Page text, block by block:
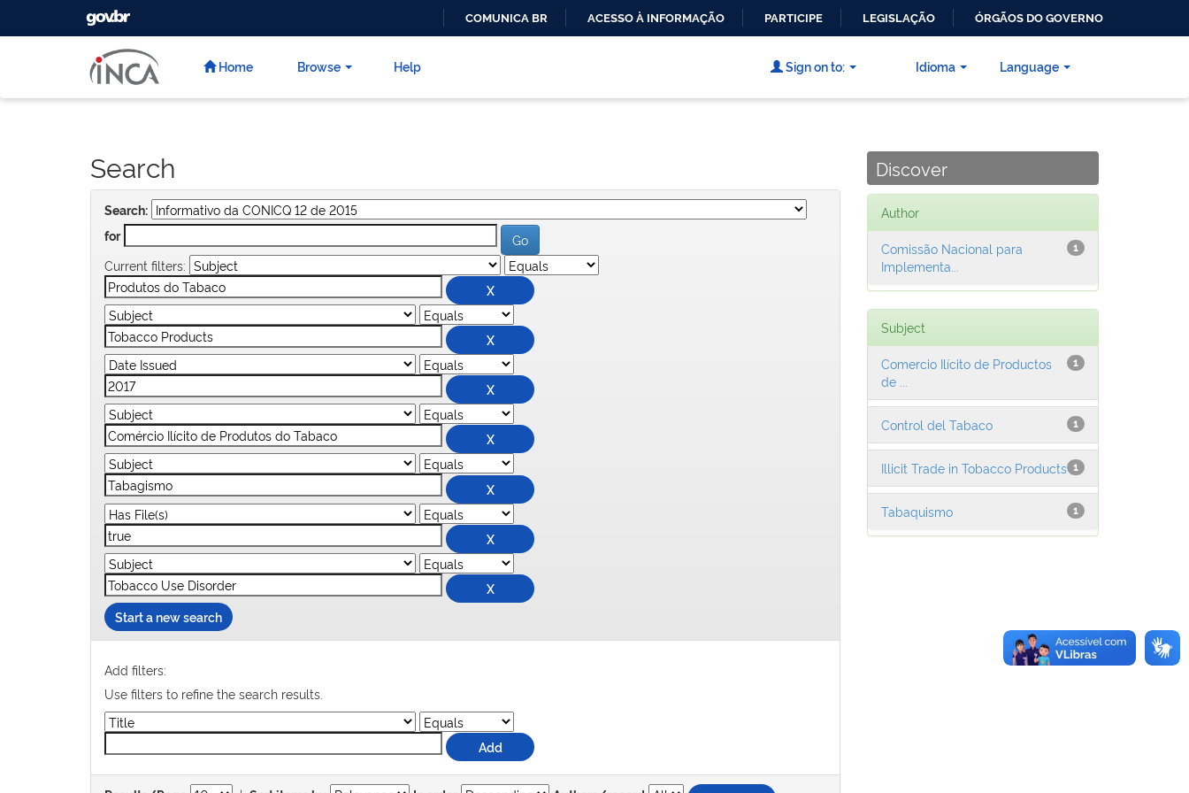
CONTEÚDO
GOVBR
COMUNICA BR ACESSO À INFORMAÇÃO PARTICIPE LEGISLAÇÃO ÓRGÃOS DO GOVERNO
Home Browse Help Language
Sign on to: Idioma
Search
Search:
for
Current filters:
Start a new search
Add filters:
Use filters to refine the search results.
Discover
Author
1
Comissão Nacional para
Implementa...
Subject
1
Comercio Ilícito de Productos
de ...
1
Control del Tabaco
1
Illicit Trade in Tobacco Products
1
Tabaquismo